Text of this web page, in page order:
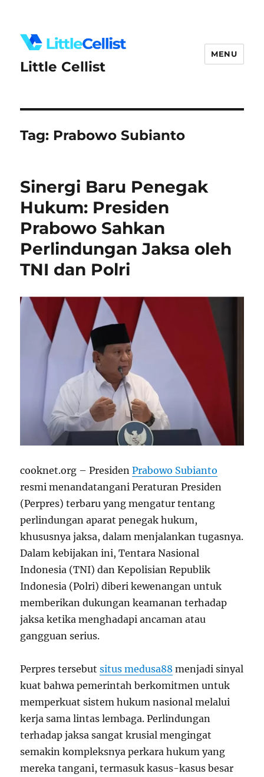
Little Cellist
MENU
Tag: Prabowo Subianto
Sinergi Baru Penegak
Hukum: Presiden
Prabowo Sahkan
Perlindungan Jaksa oleh
TNI dan Polri
cooknet.org – PresidenPrabowo Subianto
resmi menandatangani Peraturan Presiden
(Perpres) terbaru yang mengatur tentang
perlindungan aparat penegak hukum,
khususnya jaksa, dalam menjalankan tugasnya.
Dalam kebijakan ini, Tentara Nasional
Indonesia (TNI) dan Kepolisian Republik
Indonesia (Polri) diberi kewenangan untuk
memberikan dukungan keamanan terhadap
jaksa ketika menghadapi ancaman atau
gangguan serius.
Perpres tersebutsitus medusa88 menjadi sinyal
kuat bahwa pemerintah berkomitmen untuk
memperkuat sistem hukum nasional melalui
kerja sama lintas lembaga. Perlindungan
terhadap jaksa sangat krusial mengingat
semakin kompleksnya perkara hukum yang
mereka tangani, termasuk kasus-kasus besar